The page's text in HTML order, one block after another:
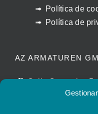
Política de
Política de
AZ ARMATUREN
Calle Caracolas 5
11011 Cádiz –